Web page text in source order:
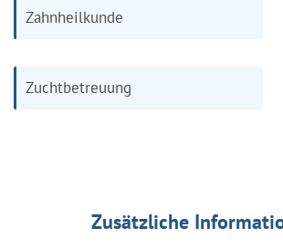
Zahnheilkunde
Zuchtbetreuung
Zusätzliche